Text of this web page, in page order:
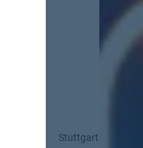
Stuttgart